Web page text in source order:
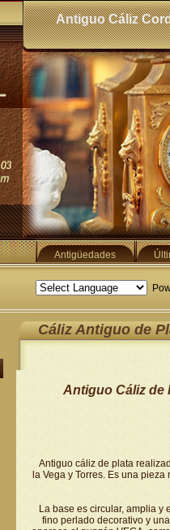
Antiguo Cáliz
Antigüedades
Cáliz Antiguo de
Antiguo Cáliz de
Antiguo cáliz de plata
la Vega y Torres. Es una
La base es circular, amplia
fino perlado decorativo y